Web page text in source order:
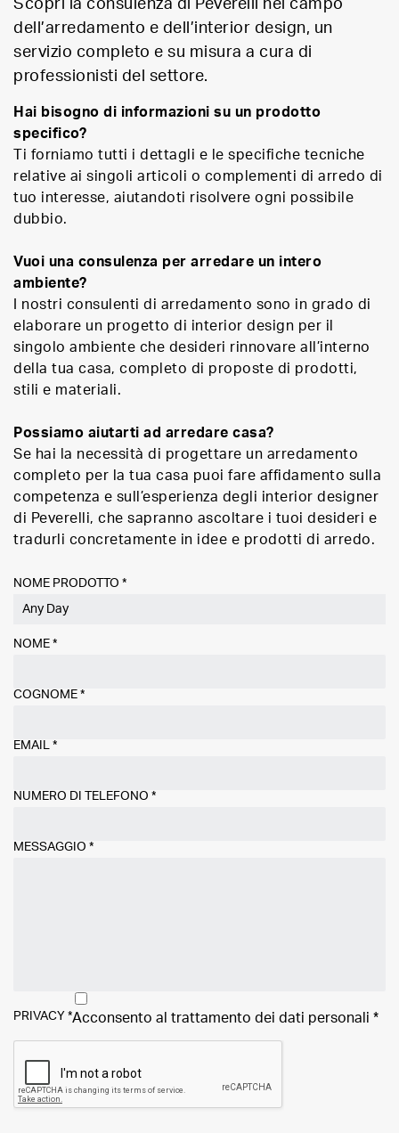
Scopri la consulenza di Peverelli nel campo
dell’arredamento e dell’interior design, un
servizio completo e su misura a cura di
professionisti del settore.
Hai bisogno di informazioni su un prodotto
specifico?
Ti forniamo tutti i dettagli e le specifiche tecniche
relative ai singoli articoli o complementi di arredo di
tuo interesse, aiutandoti risolvere ogni possibile
dubbio.
Vuoi una consulenza per arredare un intero
ambiente?
I nostri consulenti di arredamento sono in grado di
elaborare un progetto di interior design per il
singolo ambiente che desideri rinnovare all’interno
della tua casa, completo di proposte di prodotti,
stili e materiali.
Possiamo aiutarti ad arredare casa?
Se hai la necessità di progettare un arredamento
completo per la tua casa puoi fare affidamento sulla
competenza e sull’esperienza degli interior designer
di Peverelli, che sapranno ascoltare i tuoi desideri e
tradurli concretamente in idee e prodotti di arredo.
NOME PRODOTTO *
NOME *
COGNOME *
EMAIL *
NUMERO DI TELEFONO *
MESSAGGIO *
PRIVACY *Acconsento al trattamento dei dati personali *